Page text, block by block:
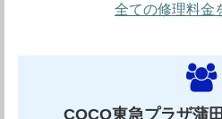
スマホ工房蒲田
全ての修理料金
COCO東急プラザ蒲